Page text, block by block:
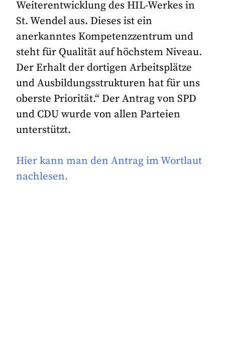
Weiterentwicklung des HIL-Werkes in
St. Wendel aus. Dieses ist ein
anerkanntes Kompetenzzentrum und
steht für Qualität auf höchstem Niveau.
Der Erhalt der dortigen Arbeitsplätze
und Ausbildungsstrukturen hat für uns
oberste Priorität.“ Der Antrag von SPD
und CDU wurde von allen Parteien
unterstützt.
Hier kann man den Antrag im Wortlaut
nachlesen.